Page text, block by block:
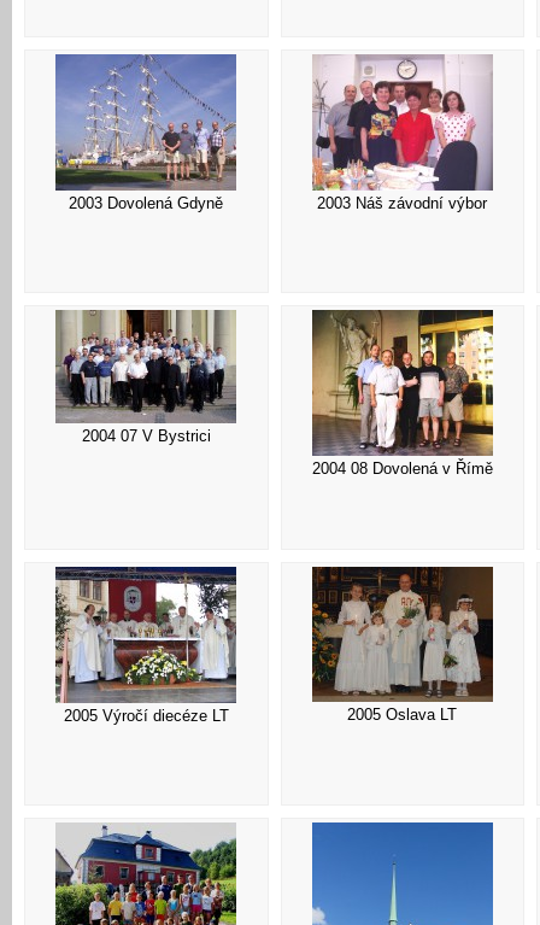
2003 Dovolená Gdyně 2003 Náš závodní výbor
2004 07 V Bystrici
2004 08 Dovolená v Římě
2005 Výročí diecéze LT 2005 Oslava LT